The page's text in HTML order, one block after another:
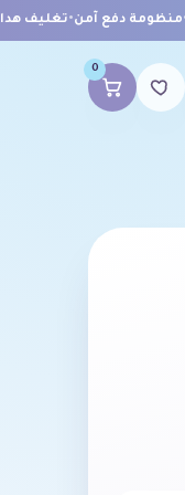
دفع آمن•تغليف
0